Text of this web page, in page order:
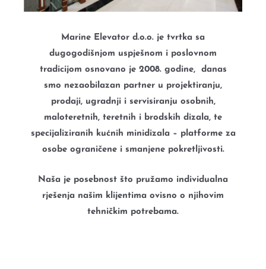
Marine Elevator d.o.o. je tvrtka sa
dugogodišnjom uspješnom i poslovnom
tradicijom osnovano je 2008. godine, danas
smo nezaobilazan partner u projektiranju,
prodaji, ugradnji i servisiranju osobnih,
maloteretnih, teretnih i brodskih dizala, te
specijaliziranih kućnih minidizala – platforme za
osobe ograničene i smanjene pokretljivosti.
Naša je posebnost što pružamo individualna
rješenja našim klijentima ovisno o njihovim
tehničkim potrebama.